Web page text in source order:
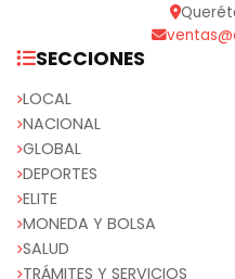
SECCIONES
LOCAL
NACIONAL
GLOBAL
DEPORTES
ELITE
MONEDA Y BOLSA
SALUD
TRÁMITES Y SERVICIOS